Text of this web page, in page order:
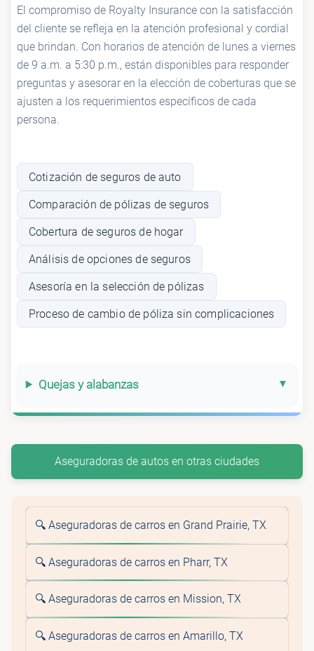
El compromiso de Royalty Insurance con la satisfacción
del cliente se refleja en la atención profesional y cordial
que brindan. Con horarios de atención de lunes a viernes
de 9 a.m. a 5:30 p.m., están disponibles para responder
preguntas y asesorar en la elección de coberturas que se
ajusten a los requerimientos específicos de cada
persona.
Cotización de seguros de auto
Comparación de pólizas de seguros
Cobertura de seguros de hogar
Análisis de opciones de seguros
Asesoría en la selección de pólizas
Proceso de cambio de póliza sin complicaciones
Quejas y alabanzas
Aseguradoras de autos en otras ciudades
🔍 Aseguradoras de carros en Grand Prairie, TX
🔍 Aseguradoras de carros en Pharr, TX
🔍 Aseguradoras de carros en Mission, TX
🔍 Aseguradoras de carros en Amarillo, TX